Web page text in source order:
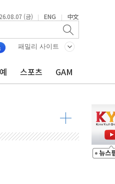
(금) | ENG | 中文
패밀리 사이트
스포츠 GAM